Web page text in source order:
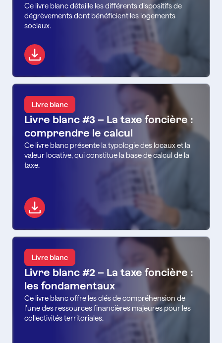
Ce livre blanc détaille les différents dispositifs de
dégrèvements dont bénéficient les logements
sociaux.
Livre blanc
Livre blanc #3 – La taxe foncière :
comprendre le calcul
Ce livre blanc présente la typologie des locaux et la
valeur locative, qui constitue la base de calcul de la
taxe.
Livre blanc
Livre blanc #2 – La taxe foncière :
les fondamentaux
Ce livre blanc offre les clés de compréhension de
l’une des ressources financières majeures pour les
collectivités territoriales.